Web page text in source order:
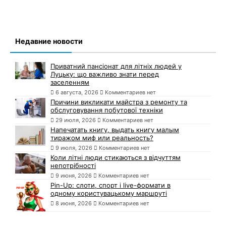
Недавние новости
Приватний пансіонат для літніх людей у
Луцьку: що важливо знати перед
заселенням
6 августа, 2026 Комментариев нет
Причини викликати майстра з ремонту та
обслуговування побутової техніки
29 июля, 2026 Комментариев нет
Напечатать книгу, выдать книгу малым
тиражом миф или реальность?
9 июля, 2026 Комментариев нет
Коли літні люди стикаються з відчуттям
непотрібності
9 июня, 2026 Комментариев нет
Pin-Up: слоти, спорт і live-формати в
одному користувацькому маршруті
8 июня, 2026 Комментариев нет